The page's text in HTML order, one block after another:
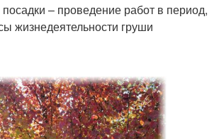
– проведение работ в период,
жизнедеятельности груши